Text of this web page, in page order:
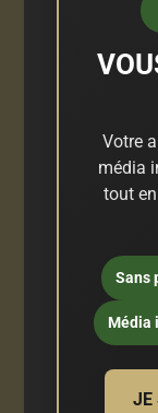
Votre
média
tout
Sans
Média
JE